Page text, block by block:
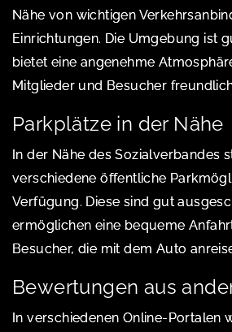
Nähe von wichtigen
Einrichtungen. Die Umgebung ist
bietet eine angenehme
Mitglieder und Besucher
Parkplätze in der Nähe
In der Nähe des Sozialverbandes
verschiedene öffentliche
Verfügung. Diese sind gut
ermöglichen eine bequeme
Besucher, die mit dem Auto
Bewertungen aus
In verschiedenen Online-Portalen